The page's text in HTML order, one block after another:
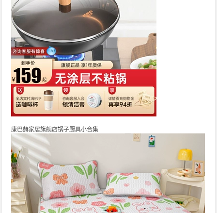
康巴赫家居旗舰店锅子厨具小合集